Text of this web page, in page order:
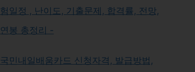
험일정 , 난이도, 기출문제, 합격률, 전망,
연봉 총정리 -
국민내일배움카드 신청자격, 발급방법,